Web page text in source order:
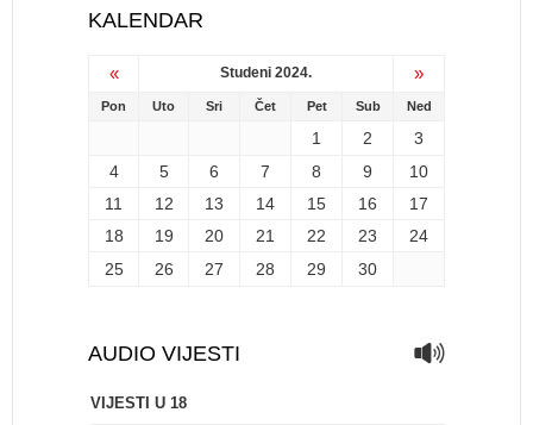
KALENDAR
« Studeni 2024. »
Pon Uto Sri Čet Pet Sub Ned
1 2
3
4
5 6 7 8 9
10
11
12 13 14 15 16
17
18
19 20 21 22 23
24
25
26 27 28 29 30
AUDIO VIJESTI
VIJESTI U 18